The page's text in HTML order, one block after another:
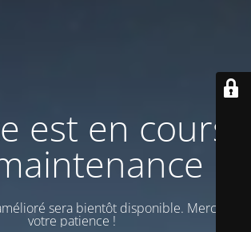
est en cours
sera bientôt disponible. Merci de
votre patience !